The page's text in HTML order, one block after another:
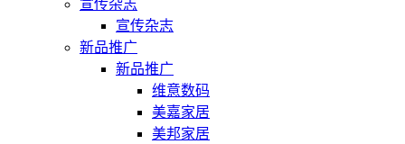
宣传杂志
宣传杂志
新品推广
新品推广
维意数码
美嘉家居
美邦家居